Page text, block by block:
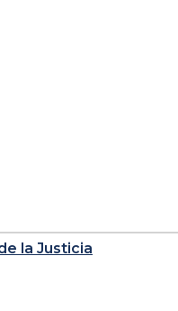
la Justicia